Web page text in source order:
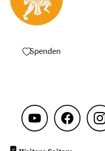
Spenden